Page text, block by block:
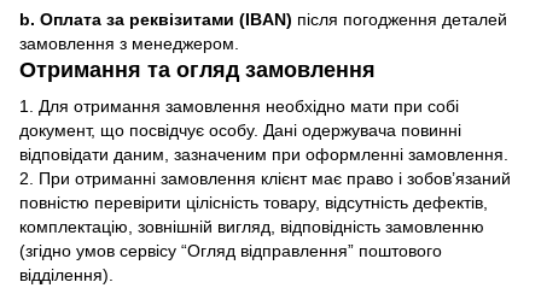
b. Оплата за реквізитами (IBAN) після погодження деталей
замовлення з менеджером.
Отримання та огляд замовлення
1. Для отримання замовлення необхідно мати при собі
документ, що посвідчує особу. Дані одержувача повинні
відповідати даним, зазначеним при оформленні замовлення.
2. При отриманні замовлення клієнт має право і зобов’язаний
повністю перевірити цілісність товару, відсутність дефектів,
комплектацію, зовнішній вигляд, відповідність замовленню
(згідно умов сервісу “Огляд відправлення” поштового
відділення).